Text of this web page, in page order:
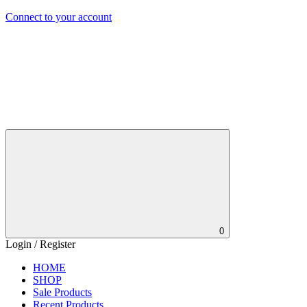
Connect to your account
0
Login / Register
HOME
SHOP
Sale Products
Recent Products